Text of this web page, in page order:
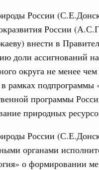
России
России
внести в
доли ассигнований
округа не менее
рамках подпрограммы
программы
природных
России
органами
о формировании
по
посвящённой
граждан
2025, четверг
по
«Модель
августа 2025, четверг